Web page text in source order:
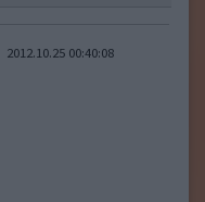
2012.10.25 00:40:08